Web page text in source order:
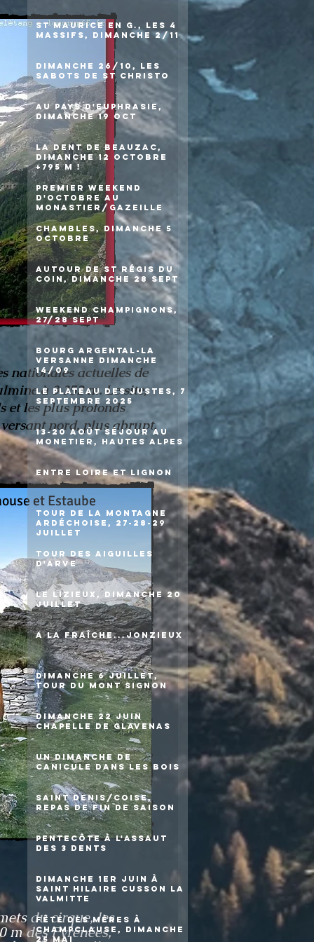
St Maurice en G., les 4
massifs, dimanche 2/11
Dimanche 26/10, les
sabots de St Christo
Au pays d'Euphrasie,
dimanche 19 oct
La Dent de Beauzac,
dimanche 12 octobre
+795 m !
Premier weekend
d'octobre au
Monastier/Gazeille
Chambles, dimanche 5
octobre
Autour de St Régis du
Coin, dimanche 28 sept
Weekend champignons,
27/28 sept
Bourg Argental-la
Versanne dimanche
14/09
Le plateau des Justes, 7
septembre 2025
13-20 août séjour au
Monetier, Hautes Alpes
Entre Loire et Lignon
Tour de la montagne
ardéchoise, 27-28-29
juillet
Tour des Aiguilles
d'Arve
Le Lizieux, dimanche 20
juillet
A la fraîche...Jonzieux
Dimanche 6 juillet,
tour du Mont Signon
Dimanche 22 juin
chapelle de Glavenas
Un dimanche de
canicule dans les bois
Saint Denis/Coise,
repas de fin de saison
Pentecôte à l'assaut
des 3 Dents
Dimanche 1er juin à
Saint Hilaire Cusson la
Valmitte
Fête des mères à
Champclause, dimanche
25 mai
nationales actuelles de
à 3 352 m. Le site,
et les plus profonds
nord, plus abrupt,
du cirque, les
m des Pyrénées,
et Estaube